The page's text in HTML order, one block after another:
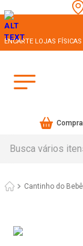
ENCARTE LOJAS FÍSICAS
Cantinho do Bebê